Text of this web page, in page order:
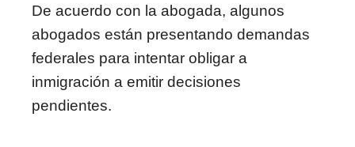
De acuerdo con la abogada, algunos
abogados están presentando demandas
federales para intentar obligar a
inmigración a emitir decisiones
pendientes.